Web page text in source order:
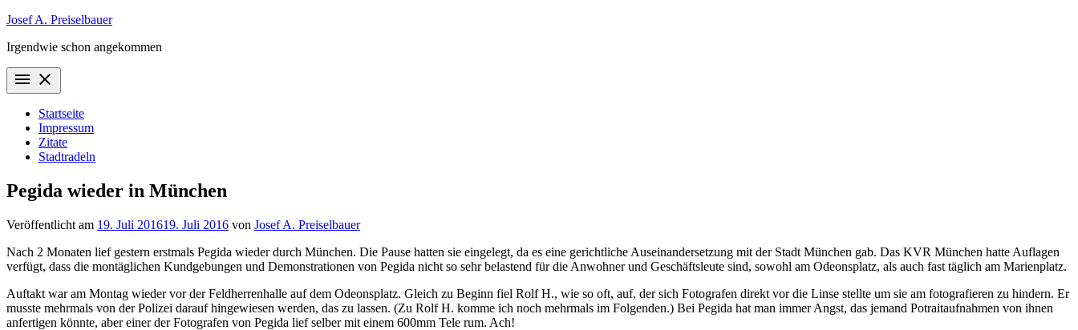
Zum
springen
Josef A. Preiselbauer
Irgendwie schon angekommen
menu close
Startseite
Impressum
Zitate
Stadtradeln
Pegida wieder in München
Veröffentlicht am 19. Juli 201619. Juli 2016 von Josef A. Preiselbauer
Nach 2 Monaten lief gestern erstmals Pegida wieder durch München. Die Pause hatten sie eingelegt, da es eine gerichtliche Auseinandersetzung mit der Stadt München gab. Das KVR München hatte Auflagen
verfügt, dass die montäglichen Kundgebungen und Demonstrationen von Pegida nicht so sehr belastend für die Anwohner und Geschäftsleute sind, sowohl am Odeonsplatz, als auch fast täglich am Marienplatz.
Auftakt war am Montag wieder vor der Feldherrenhalle auf dem Odeonsplatz. Gleich zu Beginn fiel Rolf H., wie so oft, auf, der sich Fotografen direkt vor die Linse stellte um sie am fotografieren zu hindern. Er
musste mehrmals von der Polizei darauf hingewiesen werden, das zu lassen. (Zu Rolf H. komme ich noch mehrmals im Folgenden.) Bei Pegida hat man immer Angst, das jemand Potraitaufnahmen von ihnen
anfertigen könnte, aber einer der Fotografen von Pegida lief selber mit einem 600mm Tele rum. Ach!